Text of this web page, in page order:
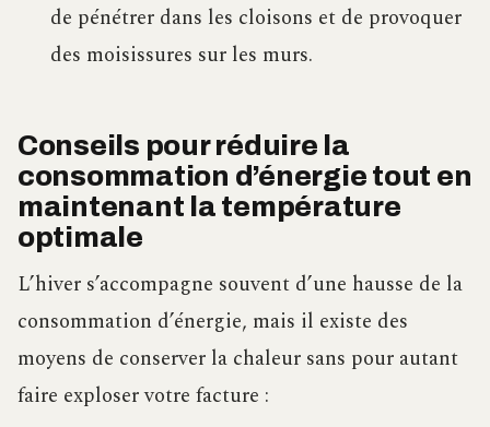
de pénétrer dans les cloisons et de provoquer
des moisissures sur les murs.
Conseils pour réduire la
consommation d’énergie tout en
maintenant la température
optimale
L’hiver s’accompagne souvent d’une hausse de la
consommation d’énergie, mais il existe des
moyens de conserver la chaleur sans pour autant
faire exploser votre facture :